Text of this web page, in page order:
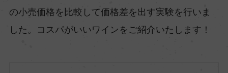
の小売価格を比較して価格差を出す実験を行いま
した。コスパがいいワインをご紹介いたします！